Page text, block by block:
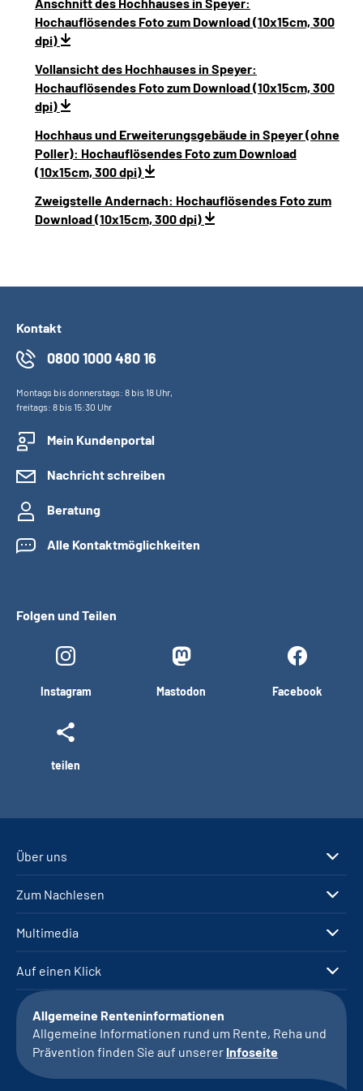
Hochauflösendes Foto zum Download (10x15cm, 300
dpi)
Vollansicht des Hochhauses in Speyer:
Hochauflösendes Foto zum Download (10x15cm, 300
dpi)
Hochhaus und Erweiterungsgebäude in Speyer (ohne
Poller): Hochauflösendes Foto zum Download
(10x15cm, 300 dpi)
Zweigstelle Andernach: Hochauflösendes Foto zum
Download (10x15cm, 300 dpi)
Kontakt
0800 1000 480 16
Montags bis donnerstags: 8 bis 18 Uhr,
freitags: 8 bis 15:30 Uhr
Mein Kundenportal
Nachricht schreiben
Beratung
Alle Kontaktmöglichkeiten
Folgen und Teilen
Instagram Mastodon Facebook
teilen
Über uns
Zum Nachlesen
Multimedia
Auf einen Klick
Allgemeine Renteninformationen
Allgemeine Informationen rund um Rente, Reha und
Prävention finden Sie auf unserer Infoseite